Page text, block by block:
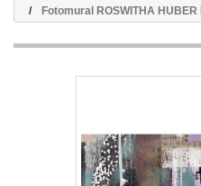
Fotomural ROSWITHA